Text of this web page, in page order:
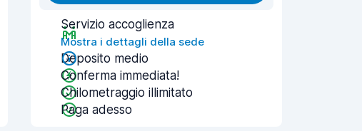
Servizio accoglienza
Mostra i dettagli della sede
Deposito medio
Conferma immediata!
Chilometraggio illimitato
Paga adesso